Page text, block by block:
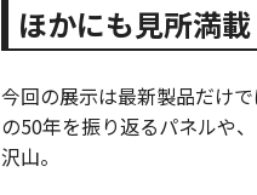
ほかにも見所満
今回の展示は最新製品だけ
の50年を振り返るパネルや
沢山。